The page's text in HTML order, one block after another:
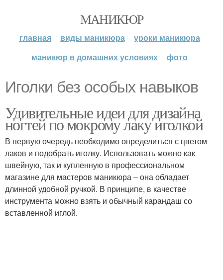
МАНИКЮР
главная виды маникюра
уроки маникюра
маникюр в домашних условиях
фото
Иголки без особых навыков
Удивительные идеи для дизайна
ногтей по мокрому лаку иголкой
В первую очередь необходимо определиться с цветом
лаков и подобрать иголку. Использовать можно как
швейную, так и купленную в профессиональном
магазине для мастеров маникюра – она обладает
длинной удобной ручкой. В принципе, в качестве
инструмента можно взять и обычный карандаш со
вставленной иглой.